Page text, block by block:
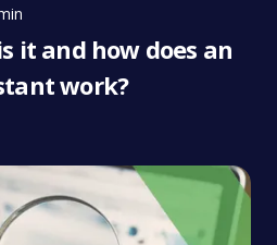
it and how does an
work?